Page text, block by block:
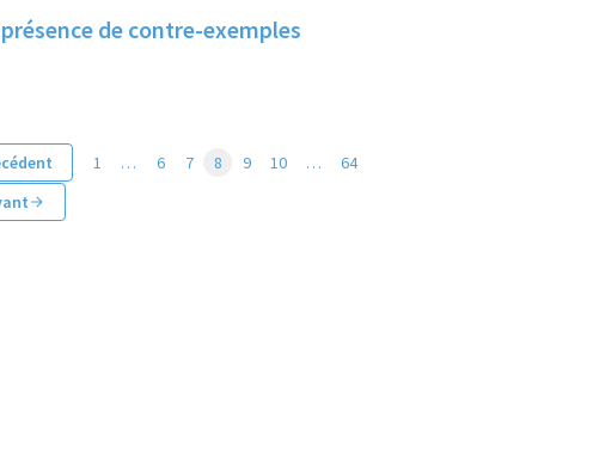
de contre-exemples
1 … 6 7 8 9 10 …
64